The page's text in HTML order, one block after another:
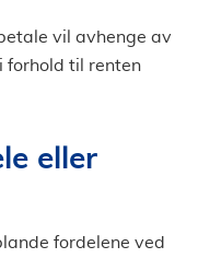
vil avhenge av
forhold til renten
eller
fordelene ved